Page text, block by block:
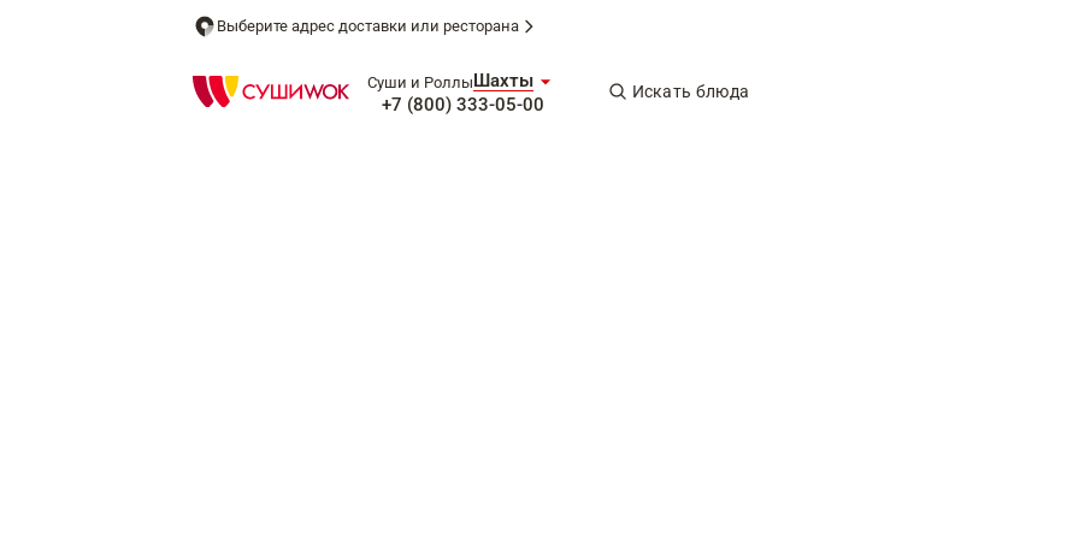
Выберите адрес доставки или ресторана
Суши и РоллыШахты
+7 (800) 333-05-00
Искать блюда